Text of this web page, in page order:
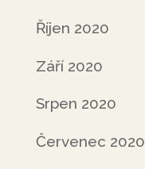
Říjen 2020
Září 2020
Srpen 2020
Červenec 2020